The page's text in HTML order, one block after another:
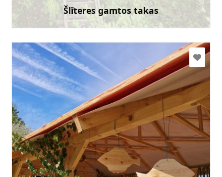
Šlīteres gamtos takas
Sužinoti daugiau